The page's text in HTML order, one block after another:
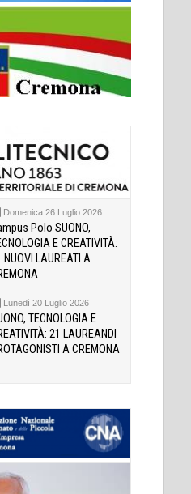
Domenica 26 Luglio 2026
Polo SUONO,
E CREATIVITÀ:
NUOVI LAUREATI A
Lunedì 20 Luglio 2026
TECNOLOGIA E
21 LAUREANDI
A CREMONA